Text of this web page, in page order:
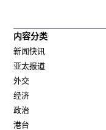
内容分类
新闻快讯
亚太报道
外交
经济
政治
港台